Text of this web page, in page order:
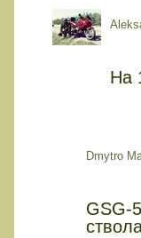
На
Dmytro
GSG-